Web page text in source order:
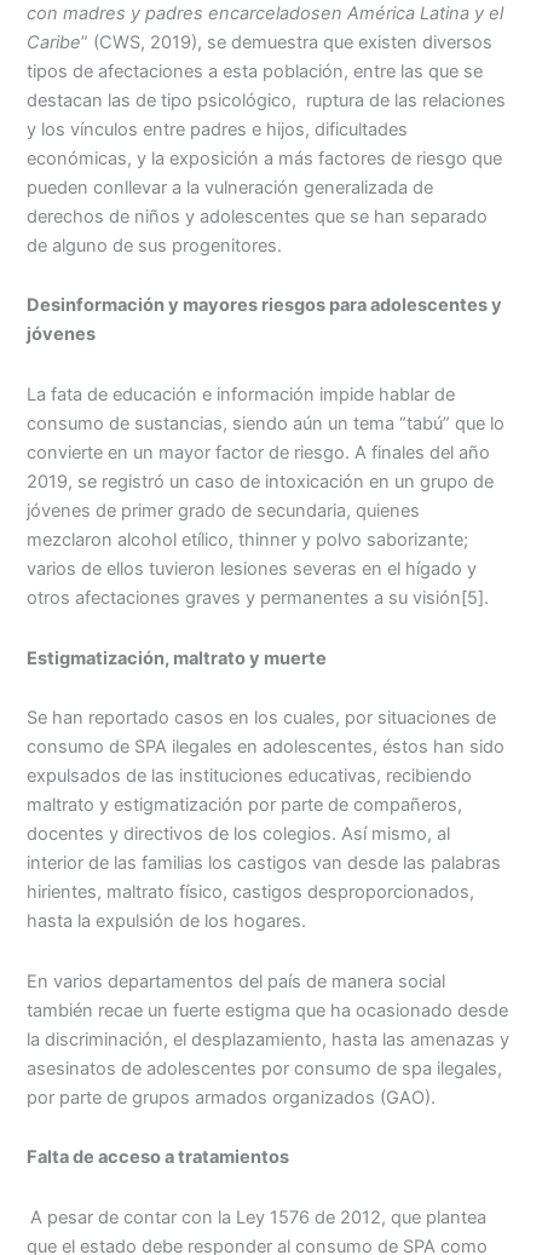
con madres y padres encarceladosen América Latina y el
Caribe” (CWS, 2019), se demuestra que existen diversos
tipos de afectaciones a esta población, entre las que se
destacan las de tipo psicológico, ruptura de las relaciones
y los vínculos entre padres e hijos, dificultades
económicas, y la exposición a más factores de riesgo que
pueden conllevar a la vulneración generalizada de
derechos de niños y adolescentes que se han separado
de alguno de sus progenitores.
Desinformación y mayores riesgos para adolescentes y
jóvenes
La fata de educación e información impide hablar de
consumo de sustancias, siendo aún un tema “tabú” que lo
convierte en un mayor factor de riesgo. A finales del año
2019, se registró un caso de intoxicación en un grupo de
jóvenes de primer grado de secundaria, quienes
mezclaron alcohol etílico, thinner y polvo saborizante;
varios de ellos tuvieron lesiones severas en el hígado y
otros afectaciones graves y permanentes a su visión[5].
Estigmatización, maltrato y muerte
Se han reportado casos en los cuales, por situaciones de
consumo de SPA ilegales en adolescentes, éstos han sido
expulsados de las instituciones educativas, recibiendo
maltrato y estigmatización por parte de compañeros,
docentes y directivos de los colegios. Así mismo, al
interior de las familias los castigos van desde las palabras
hirientes, maltrato físico, castigos desproporcionados,
hasta la expulsión de los hogares.
En varios departamentos del país de manera social
también recae un fuerte estigma que ha ocasionado desde
la discriminación, el desplazamiento, hasta las amenazas y
asesinatos de adolescentes por consumo de spa ilegales,
por parte de grupos armados organizados (GAO).
Falta de acceso a tratamientos
A pesar de contar con la Ley 1576 de 2012, que plantea
que el estado debe responder al consumo de SPA como